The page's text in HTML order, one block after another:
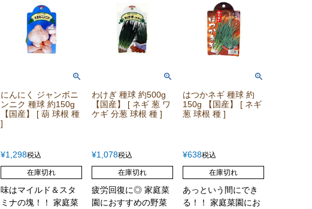
にんにく ジャンボニ
ンニク 種球 約150g
【国産】 [ 葫 球根 種
]
¥1,298税込
在庫切れ
味はマイルド＆スタ
ミナの塊！！ 家庭菜
わけぎ 種球 約500g
【国産】 [ ネギ 葱 ワ
ケギ 分葱 球根 種 ]
¥1,078税込
在庫切れ
疲労回復に◎ 家庭菜
園におすすめの野菜
はつかネギ 種球 約
150g 【国産】 [ ネギ
葱 球根 種 ]
¥638税込
在庫切れ
あっという間にでき
る！！ 家庭菜園にお